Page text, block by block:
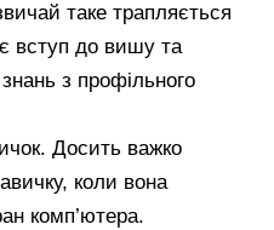
таке трапляється
вступ до вишу та
з профільного
Досить важко
коли вона
комп’ютера.